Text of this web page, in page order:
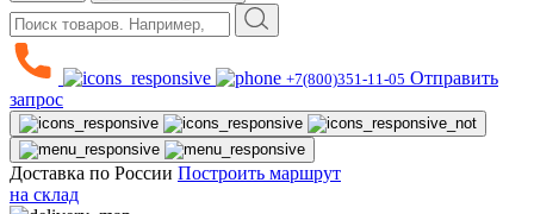
+7(800)351-11-05 Отправить
запрос
Доставка по России Построить маршрут
на склад